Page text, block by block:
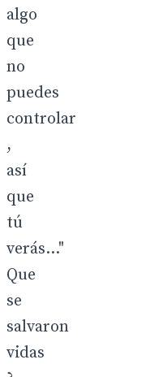
algo
que
no
puedes
controlar
,
así
que
tú
verás..."
Que
se
salvaron
vidas